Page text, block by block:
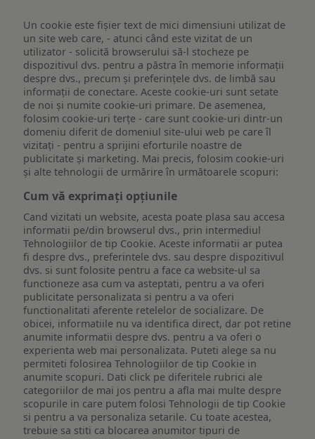
Un cookie este fişier text de mici dimensiuni utilizat de
un site web care, - atunci când este vizitat de un
utilizator - solicită browserului să-l stocheze pe
dispozitivul dvs. pentru a păstra în memorie informații
despre dvs., precum și preferințele dvs. de limbă sau
informații de conectare. Aceste cookie-uri sunt setate
de noi și numite cookie-uri primare. De asemenea,
folosim cookie-uri terțe - care sunt cookie-uri dintr-un
domeniu diferit de domeniul site-ului web pe care îl
vizitați - pentru a sprijini eforturile noastre de
publicitate și marketing. Mai precis, folosim cookie-uri
și alte tehnologii de urmărire în următoarele scopuri:
Cum vă exprimați opțiunile
Cand vizitati un website, acesta poate plasa sau accesa
informatii pe/din browserul dvs., prin intermediul
Tehnologiilor de tip Cookie. Aceste informatii ar putea
fi despre dvs., preferintele dvs. sau despre dispozitivul
dvs. si sunt folosite pentru a face ca website-ul sa
functioneze asa cum va asteptati, pentru a va oferi
publicitate personalizata si pentru a va oferi
functionalitati aferente retelelor de socializare. De
obicei, informatiile nu va identifica direct, dar pot retine
anumite informatii despre dvs. pentru a va oferi o
experienta web mai personalizata. Puteti alege sa nu
permiteti folosirea Tehnologiilor de tip Cookie in
anumite scopuri. Dati click pe diferitele rubrici ale
categoriilor de mai jos pentru a afla mai multe despre
scopurile in care putem folosi Tehnologii de tip Cookie
si pentru a va personaliza setarile. Cu toate acestea,
trebuie sa stiti ca blocarea anumitor tipuri de